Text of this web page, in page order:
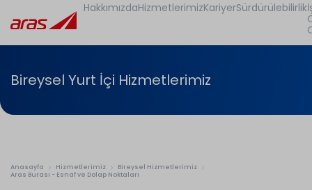
HakkımızdaHizmetlerimizKariyerSürdürülebilirlik
Bireysel Yurt İçi Hizmetlerimiz
Anasayfa Hizmetlerimiz
Bireysel Hizmetlerimiz
Aras Burası - Esnaf ve Dolap Noktaları